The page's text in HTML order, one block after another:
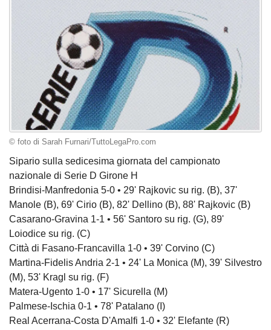
© foto di Sarah Furnari/TuttoLegaPro.com
Sipario sulla sedicesima giornata del campionato
nazionale di Serie D Girone H
Brindisi-Manfredonia 5-0 • 29' Rajkovic su rig. (B), 37'
Manole (B), 69' Cirio (B), 82' Dellino (B), 88' Rajkovic (B)
Casarano-Gravina 1-1 • 56' Santoro su rig. (G), 89'
Loiodice su rig. (C)
Città di Fasano-Francavilla 1-0 • 39' Corvino (C)
Martina-Fidelis Andria 2-1 • 24' La Monica (M), 39' Silvestro
(M), 53' Kragl su rig. (F)
Matera-Ugento 1-0 • 17' Sicurella (M)
Palmese-Ischia 0-1 • 78' Patalano (I)
Real Acerrana-Costa D'Amalfi 1-0 • 32' Elefante (R)